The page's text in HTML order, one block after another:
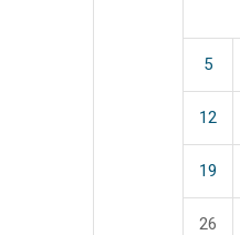
5
12
19
26